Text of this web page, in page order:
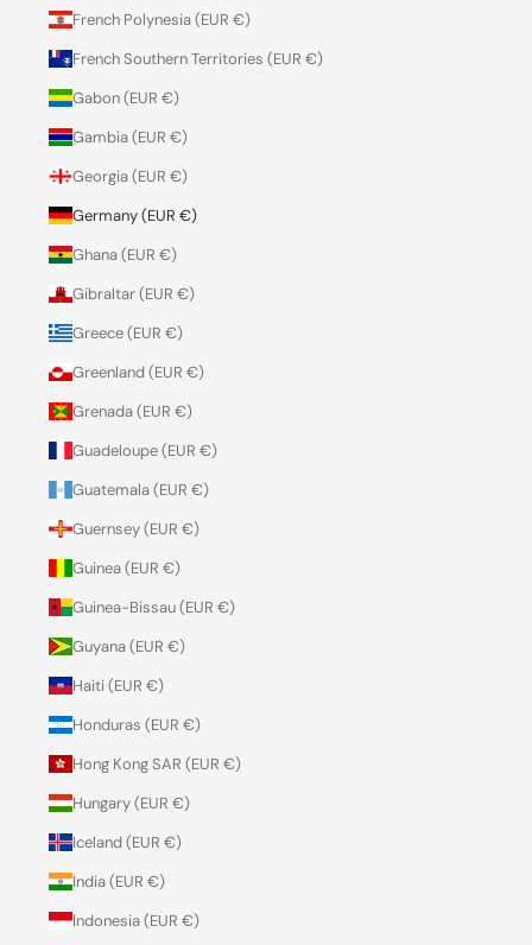
French Polynesia (EUR €)
French Southern Territories (EUR €)
Gabon (EUR €)
Gambia (EUR €)
Georgia (EUR €)
Germany (EUR €)
Ghana (EUR €)
Gibraltar (EUR €)
Greece (EUR €)
Greenland (EUR €)
Grenada (EUR €)
Guadeloupe (EUR €)
Guatemala (EUR €)
Guernsey (EUR €)
Guinea (EUR €)
Guinea-Bissau (EUR €)
Guyana (EUR €)
Haiti (EUR €)
Honduras (EUR €)
Hong Kong SAR (EUR €)
Hungary (EUR €)
Iceland (EUR €)
India (EUR €)
Indonesia (EUR €)